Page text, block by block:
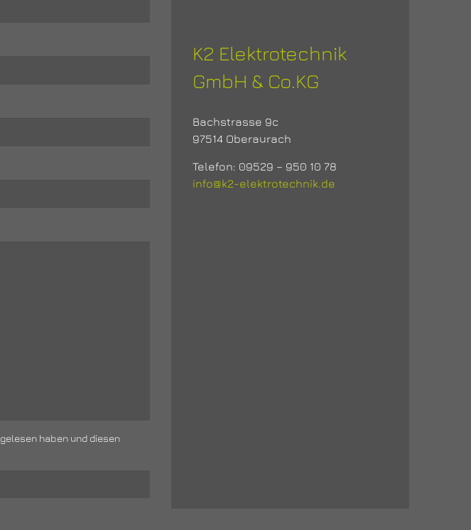
gelesen haben und diesen
K2 Elektrotechnik
GmbH & Co.KG
Bachstrasse 9c
97514 Oberaurach
Telefon: 09529 – 950 10 78
info@k2-elektrotechnik.de